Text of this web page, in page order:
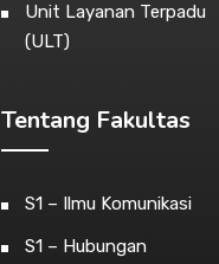
Unit Layanan Terpadu
(ULT)
Tentang Fakultas
S1 – Ilmu Komunikasi
S1 – Hubungan